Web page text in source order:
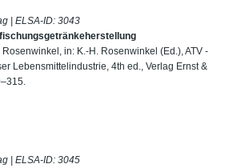
| ELSA-ID: 3043
in: K.-H. Rosenwinkel (Ed.), ATV -
Lebensmittelindustrie, 4th ed., Verlag Ernst &
| ELSA-ID: 3045